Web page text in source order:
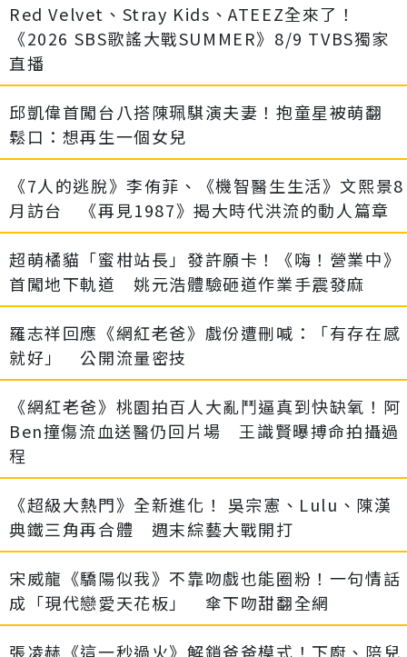
Red Velvet、Stray Kids、ATEEZ全來了！
《2026 SBS歌謠大戰SUMMER》8/9 TVBS獨家
直播
邱凱偉首闖台八搭陳珮騏演夫妻！抱童星被萌翻
鬆口：想再生一個女兒
《7人的逃脫》李侑菲、《機智醫生生活》文熙景8
月訪台 《再見1987》揭大時代洪流的動人篇章
超萌橘貓「蜜柑站長」發許願卡！《嗨！營業中》
首闖地下軌道 姚元浩體驗砸道作業手震發麻
羅志祥回應《網紅老爸》戲份遭刪喊：「有存在感
就好」 公開流量密技
《網紅老爸》桃園拍百人大亂鬥逼真到快缺氧！阿
Ben撞傷流血送醫仍回片場 王識賢曝搏命拍攝過
程
《超級大熱門》全新進化！ 吳宗憲、Lulu、陳漢
典鐵三角再合體 週末綜藝大戰開打
宋威龍《驕陽似我》不靠吻戲也能圈粉！一句情話
成「現代戀愛天花板」 傘下吻甜翻全網
張凌赫《這一秒過火》解鎖爸爸模式！下廚、陪兒